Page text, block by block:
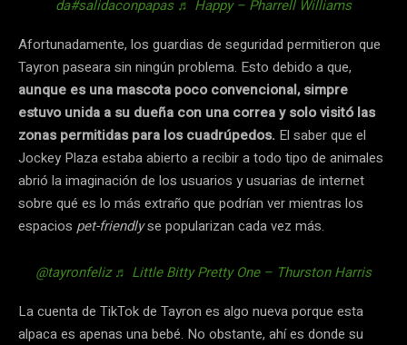
da#salidaconpapas ♬ Happy – Pharrell Williams
Afortunadamente, los guardias de seguridad permitieron que
Tayron paseara sin ningún problema. Esto debido a que,
aunque es una mascota poco convencional, simpre
estuvo unida a su dueña con una correa y solo visitó las
zonas permitidas para los cuadrúpedos. El saber que el
Jockey Plaza estaba abierto a recibir a todo tipo de animales
abrió la imaginación de los usuarios y usuarias de internet
sobre qué es lo más extraño que podrían ver mientras los
espacios pet-friendlyse popularizan cada vez más.
@tayronfeliz ♬ Little Bitty Pretty One – Thurston Harris
La cuenta de TikTok de Tayron es algo nueva porque esta
alpaca es apenas una bebé. No obstante, ahí es donde su